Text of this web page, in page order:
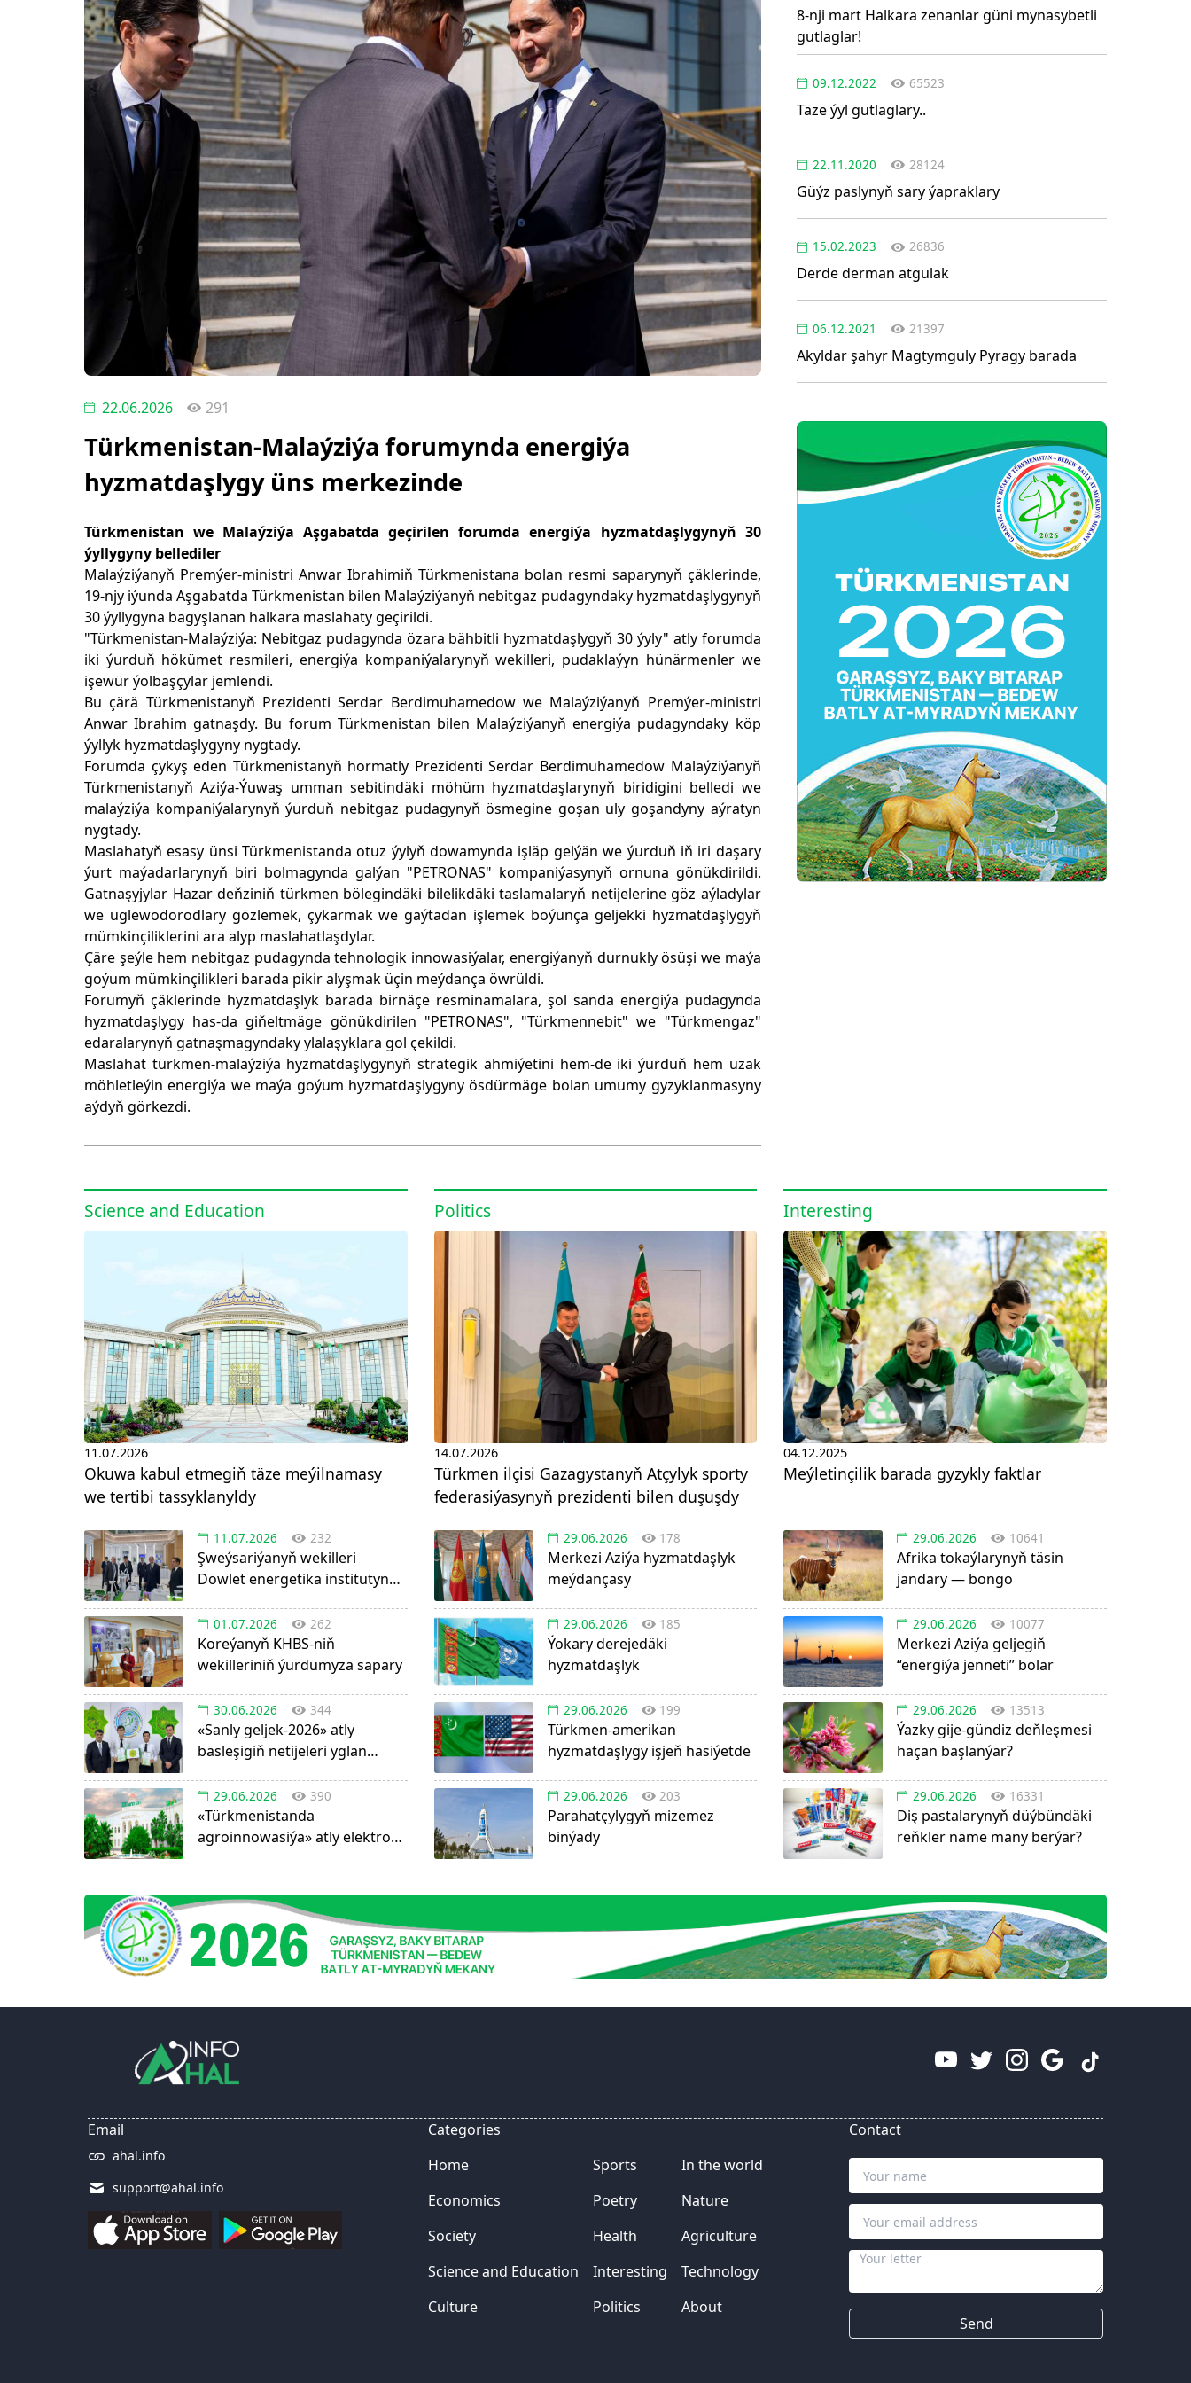
22.06.2026 291
Türkmenistan-Malaýziýa forumynda energiýa
hyzmatdaşlygy üns merkezinde
Türkmenistan we Malaýziýa Aşgabatda geçirilen forumda energiýa hyzmatdaşlygynyň 30
ýyllygyny bellediler
Malaýziýanyň Premýer-ministri Anwar Ibrahimiň Türkmenistana bolan resmi saparynyň çäklerinde,
19-njy iýunda Aşgabatda Türkmenistan bilen Malaýziýanyň nebitgaz pudagyndaky hyzmatdaşlygynyň
30 ýyllygyna bagyşlanan halkara maslahaty geçirildi.
"Türkmenistan-Malaýziýa: Nebitgaz pudagynda özara bähbitli hyzmatdaşlygyň 30 ýyly" atly forumda
iki ýurduň hökümet resmileri, energiýa kompaniýalarynyň wekilleri, pudaklaýyn hünärmenler we
işewür ýolbaşçylar jemlendi.
Bu çärä Türkmenistanyň Prezidenti Serdar Berdimuhamedow we Malaýziýanyň Premýer-ministri
Anwar Ibrahim gatnaşdy. Bu forum Türkmenistan bilen Malaýziýanyň energiýa pudagyndaky köp
ýyllyk hyzmatdaşlygyny nygtady.
Forumda çykyş eden Türkmenistanyň hormatly Prezidenti Serdar Berdimuhamedow Malaýziýanyň
Türkmenistanyň Aziýa-Ýuwaş umman sebitindäki möhüm hyzmatdaşlarynyň biridigini belledi we
malaýziýa kompaniýalarynyň ýurduň nebitgaz pudagynyň ösmegine goşan uly goşandyny aýratyn
nygtady.
Maslahatyň esasy ünsi Türkmenistanda otuz ýylyň dowamynda işläp gelýän we ýurduň iň iri daşary
ýurt maýadarlarynyň biri bolmagynda galýan "PETRONAS" kompaniýasynyň ornuna gönükdirildi.
Gatnaşyjylar Hazar deňziniň türkmen bölegindäki bilelikdäki taslamalaryň netijelerine göz aýladylar
we uglewodorodlary gözlemek, çykarmak we gaýtadan işlemek boýunça geljekki hyzmatdaşlygyň
mümkinçiliklerini ara alyp maslahatlaşdylar.
Çäre şeýle hem nebitgaz pudagynda tehnologik innowasiýalar, energiýanyň durnukly ösüşi we maýa
goýum mümkinçilikleri barada pikir alyşmak üçin meýdança öwrüldi.
Forumyň çäklerinde hyzmatdaşlyk barada birnäçe resminamalara, şol sanda energiýa pudagynda
hyzmatdaşlygy has-da giňeltmäge gönükdirilen "PETRONAS", "Türkmennebit" we "Türkmengaz"
edaralarynyň gatnaşmagyndaky ylalaşyklara gol çekildi.
Maslahat türkmen-malaýziýa hyzmatdaşlygynyň strategik ähmiýetini hem-de iki ýurduň hem uzak
möhletleýin energiýa we maýa goýum hyzmatdaşlygyny ösdürmäge bolan umumy gyzyklanmasyny
aýdyň görkezdi.
8-nji mart Halkara zenanlar güni mynasybetli
gutlaglar!
09.12.2022 65523
Täze ýyl gutlaglary..
22.11.2020 28124
Güýz paslynyň sary ýapraklary
15.02.2023 26836
Derde derman atgulak
06.12.2021 21397
Akyldar şahyr Magtymguly Pyragy barada
Science and Education
11.07.2026
Okuwa kabul etmegiň täze meýilnamasy
we tertibi tassyklanyldy
11.07.2026 232
Şweýsariýanyň wekilleri
Döwlet energetika institutynda
01.07.2026 262
Koreýanyň KHBS-niň
wekilleriniň ýurdumyza sapary
30.06.2026 344
«Sanly geljek-2026» atly
bäsleşigiň netijeleri yglan
29.06.2026 390
«Türkmenistanda
agroinnowasiýa» atly elektron
Politics
14.07.2026
Türkmen ilçisi Gazagystanyň Atçylyk sporty
federasiýasynyň prezidenti bilen duşuşdy
29.06.2026 178
Merkezi Aziýa hyzmatdaşlyk
meýdançasy
29.06.2026 185
Ýokary derejedäki
hyzmatdaşlyk
29.06.2026 199
Türkmen-amerikan
hyzmatdaşlygy işjeň häsiýetde
29.06.2026 203
Parahatçylygyň mizemez
binýady
Interesting
04.12.2025
Meýletinçilik barada gyzykly faktlar
29.06.2026 10641
Afrika tokaýlarynyň täsin
jandary — bongo
29.06.2026 10077
Merkezi Aziýa geljegiň
“energiýa jenneti” bolar
29.06.2026 13513
Ýazky gije-gündiz deňleşmesi
haçan başlanýar?
29.06.2026 16331
Diş pastalarynyň düýbündäki
reňkler näme many berýär?
Email
ahal.info
support@ahal.info
Categories
Home
Economics
Society
Science and Education
Culture
Sports
Poetry
Health
Interesting
Politics
In the world
Nature
Agriculture
Technology
About
Contact
Send